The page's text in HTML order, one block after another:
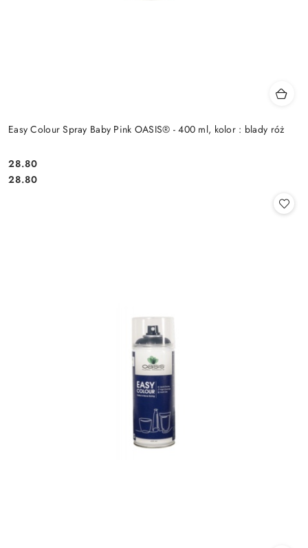
Easy Colour Spray Baby Pink OASIS® - 400 ml, kolor : blady róż
Cena:
28.80
Cena:
28.80